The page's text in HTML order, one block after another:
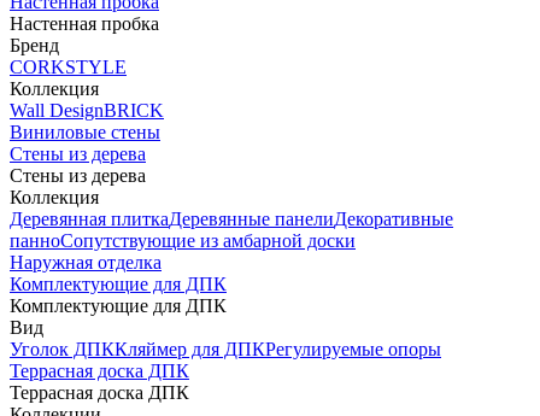
Настенная пробка
Бренд
CORKSTYLE
Коллекция
Wall DesignBRICK
Виниловые стены
Стены из дерева
Стены из дерева
Коллекция
Деревянная плиткаДеревянные панелиДекоративные
панноСопутствующие из амбарной доски
Наружная отделка
Комплектующие для ДПК
Комплектующие для ДПК
Вид
Уголок ДПККляймер для ДПКРегулируемые опоры
Террасная доска ДПК
Террасная доска ДПК